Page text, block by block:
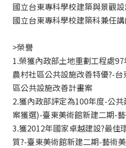
國立台東專科學校建築與景觀
國立台東專科學校建築科兼任
>榮譽
1.榮獲內政部土地重劃工程處97
農村社區公共設施改善特優?-
區公共設施改善計畫案
2.獲內政部評定為100年度-公
案獲選)-臺東美術館新建二期-
3.獲2012年國家卓越建設?最佳
質?-臺東美術館新建二期-藝術